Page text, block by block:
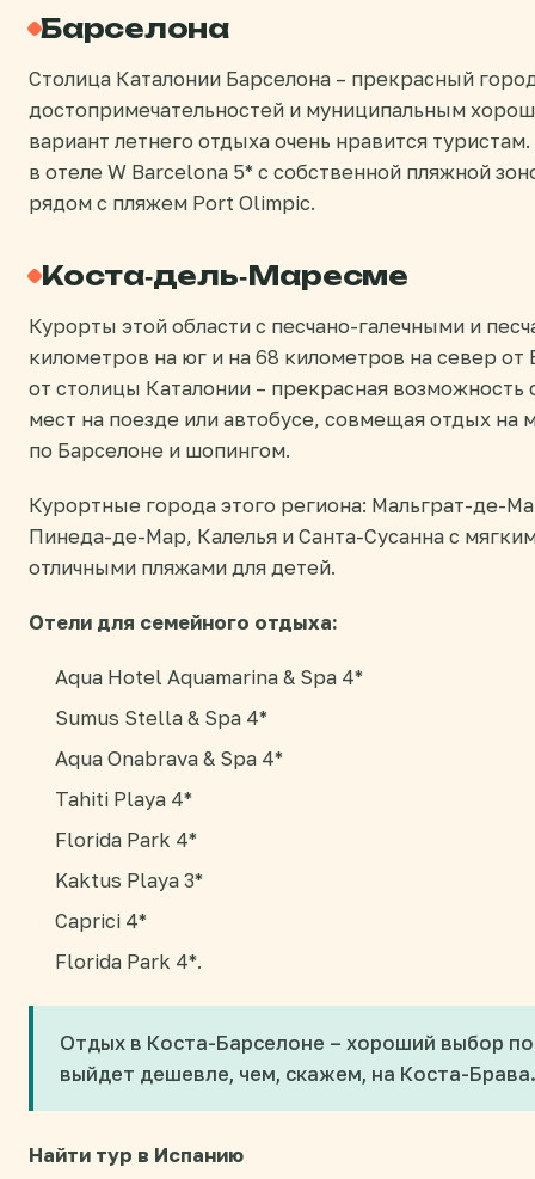
Барселона
Столица Каталонии Барселона – прекрасный
достопримечательностей и муниципальным
вариант летнего отдыха очень нравится
в отеле W Barcelona 5* с собственной пляжной
рядом с пляжем Port Olimpic.
Коста-дель-Маресме
Курорты этой области с песчано-галечными и
километров на юг и на 68 километров на север
от столицы Каталонии – прекрасная
мест на поезде или автобусе, совмещая отдых на
по Барселоне и шопингом.
Курортные города этого региона: Мальграт-де-
Пинеда-де-Мар, Калелья и Санта-Сусанна с
отличными пляжами для детей.
Отели для семейного отдыха:
Aqua Hotel Aquamarina & Spa 4*
Sumus Stella & Spa 4*
Aqua Onabrava & Spa 4*
Tahiti Playa 4*
Florida Park 4*
Kaktus Playa 3*
Caprici 4*
Florida Park 4*.
Отдых в Коста-Барселоне – хороший выбор
выйдет дешевле, чем, скажем, на Коста-Брава.
Найти тур в Испанию